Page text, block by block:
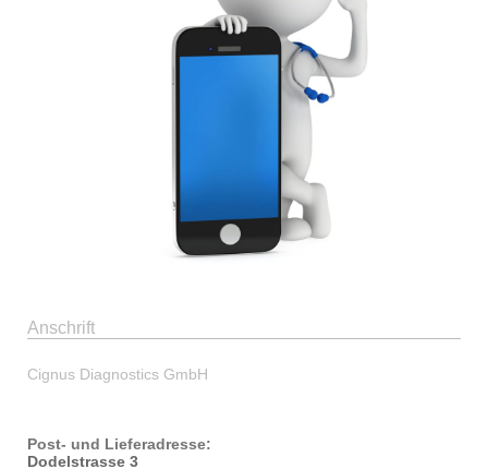
Anschrift
Cignus Diagnostics GmbH
Post- und Lieferadresse:
Dodelstrasse 3